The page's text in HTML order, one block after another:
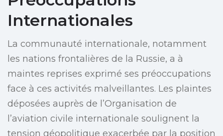
Internationales
La communauté internationale, notamment
les nations frontalières de la Russie, a à
maintes reprises exprimé ses préoccupations
face à ces activités malveillantes. Les plaintes
déposées auprès de l’Organisation de
l’aviation civile internationale soulignent la
tension géopolitique exacerbée par la position